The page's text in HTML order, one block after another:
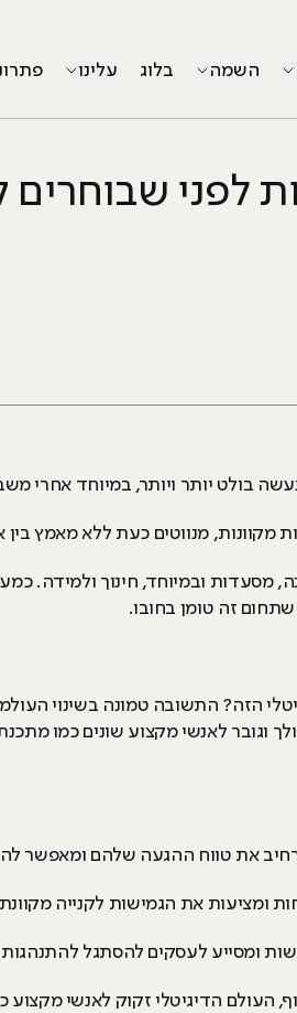
השמה בלוג עלינו
בולט יותר ויותר, במיוחד אחרי
מקוונות, מנווטים כעת ללא מאמץ בין
מסעדות ובמיוחד, חינוך ולמידה.
זה טומן בחובו.
הזה? התשובה טמונה בשינוי
וגובר לאנשי מקצוע שונים כמו
את טווח ההגעה שלהם ומאפשר
ומציעות את הגמישות לקנייה
ומסייע לעסקים להסתגל
העולם הדיגיטלי זקוק לאנשי מקצוע